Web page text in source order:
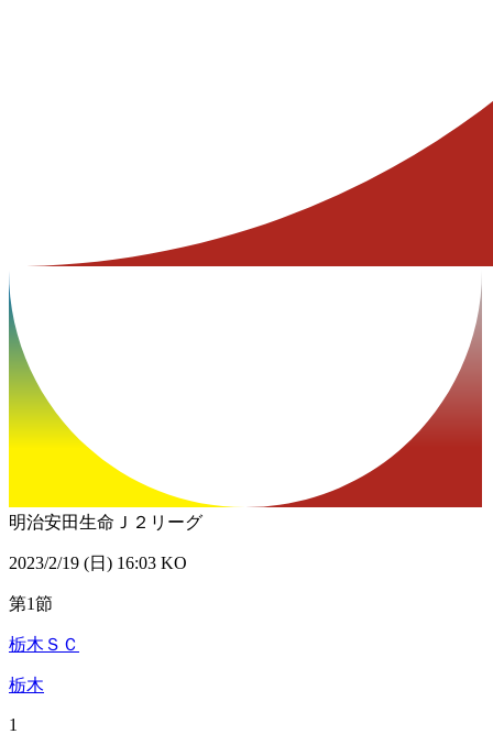
明治安田生命Ｊ２リーグ
2023/2/19 (日) 16:03 KO
第1節
栃木ＳＣ
栃木
1